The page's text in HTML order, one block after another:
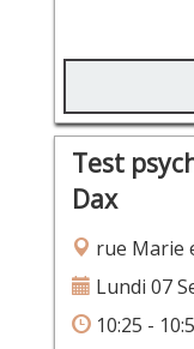
Test
Dax
rue Marie
Lundi 07
10:25 -